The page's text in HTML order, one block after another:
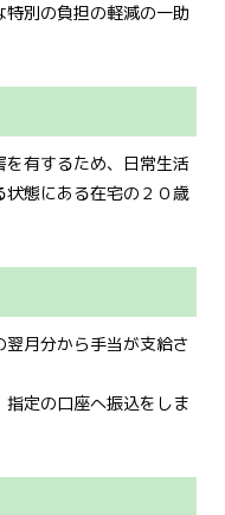
別の負担の軽減の一助
を有するため、日常生活
状態にある在宅の２０歳
翌月分から手当が支給さ
指定の口座へ振込をしま